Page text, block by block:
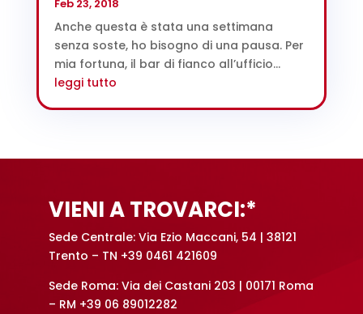
Feb 23, 2018
Anche questa è stata una settimana
senza soste, ho bisogno di una pausa. Per
mia fortuna, il bar di fianco all’ufficio...
leggi tutto
VIENI A TROVARCI:*
Sede Centrale: Via Ezio Maccani, 54 | 38121
Trento – TN +39 0461 421609
Sede Roma: Via dei Castani 203 | 00171 Roma
– RM +39 06 89012282